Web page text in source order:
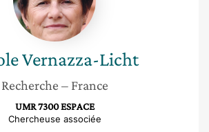
Vernazza-Licht
Recherche – France
UMR 7300 ESPACE
Chercheuse associée